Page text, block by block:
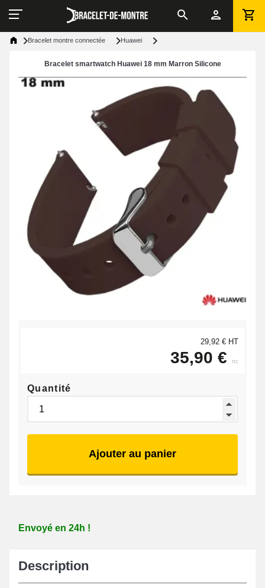
Bracelet montre connectée Huawei
Bracelet smartwatch Huawei 18 mm Marron Silicone
29,92 € HT
35,90 € ttc
Quantité
Ajouter au panier
Envoyé en 24h !
Description